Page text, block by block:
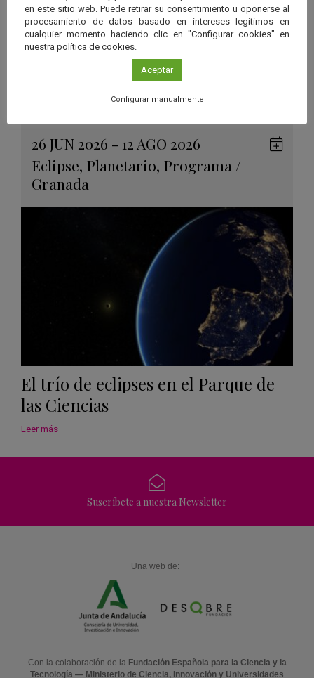
“3CLIPSE”, una experiencia
inmersiva para descubrir los
eclipses solares
26 JUN 2026 - 12 AGO 2026
Eclipse, Planetario, Programa /
Granada
El trío de eclipses en el Parque de
las Ciencias
Leer más
Suscríbete a nuestra Newsletter
Una web de:
Con la colaboración de la Fundación Española para la Ciencia y la
Tecnología — Ministerio de Ciencia, Innovación y Universidades
en este sitio web. Puede retirar su consentimiento u oponerse al
procesamiento de datos basado en intereses legítimos en
cualquier momento haciendo clic en "Configurar cookies" en
nuestra política de cookies.
Aceptar
Configurar manualmente